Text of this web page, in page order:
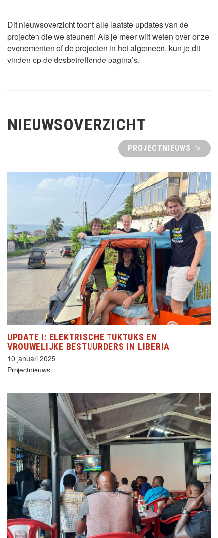
Dit nieuwsoverzicht toont alle laatste updates van de
projecten die we steunen! Als je meer wilt weten over onze
evenementen of de projecten in het algemeen, kun je dit
vinden op de desbetreffende pagina’s.
NIEUWSOVERZICHT
PROJECTNIEUWS
UPDATE I: ELEKTRISCHE TUKTUKS EN
VROUWELIJKE BESTUURDERS IN LIBERIA
10 januari 2025
Projectnieuws